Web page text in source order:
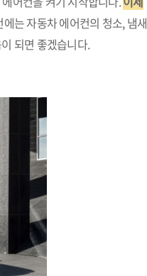
는 자동차 에어컨의 청소, 냄새
되면 좋겠습니다.